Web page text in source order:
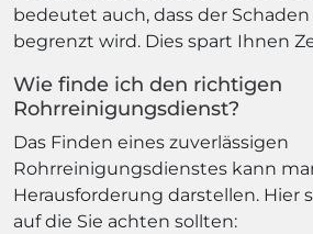
bedeutet auch, dass der
begrenzt wird. Dies spart Ihnen
Wie finde ich den richtigen
Rohrreinigungsdienst?
Das Finden eines zuverlässigen
Rohrreinigungsdienstes kann
Herausforderung darstellen. Hier
auf die Sie achten sollten: